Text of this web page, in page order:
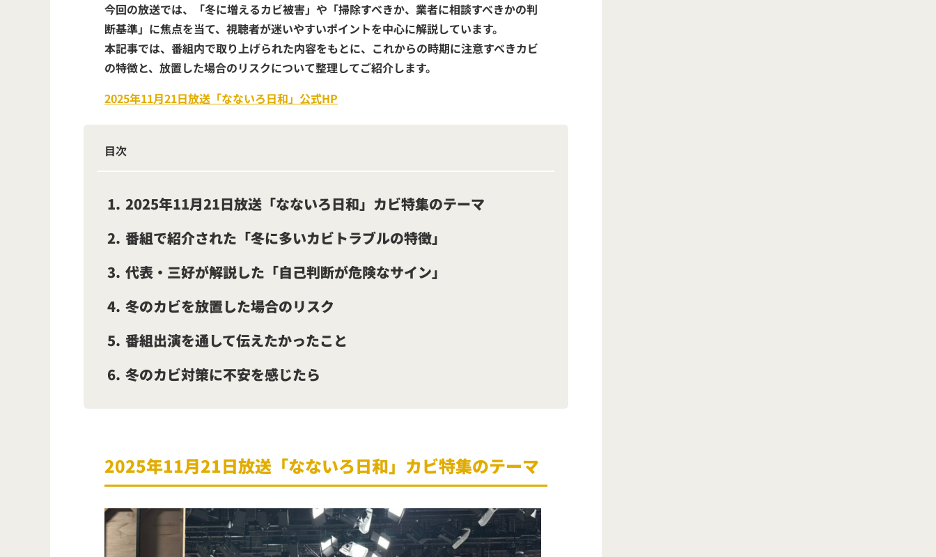
今回の放送では、「冬に増えるカビ被害」や「掃除すべきか、業者に相談すべきかの判
断基準」に焦点を当て、視聴者が迷いやすいポイントを中心に解説しています。
本記事では、番組内で取り上げられた内容をもとに、 これからの時期に注意すべきカビ
の特徴と、放置した場合のリスクについて整理してご紹介します。
2025年11月21日放送「なないろ日和」公式HP
目次
1 2025年11月21日放送「なないろ日和」カビ特集のテーマ
2 番組で紹介された「冬に多いカビトラブルの特徴」
3 代表・三好が解説した「自己判断が危険なサイン」
4 冬のカビを放置した場合のリスク
5 番組出演を通して伝えたかったこと
6 冬のカビ対策に不安を感じたら
2025年11月21日放送「なないろ日和」カビ特集のテーマ